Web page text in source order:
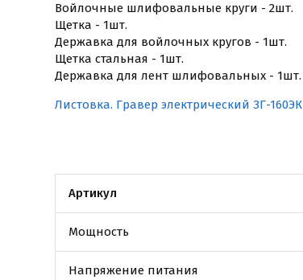
Войлочные шлифовальные круги - 2шт.
Щетка - 1шт.
Державка для войлочных кругов - 1шт.
Щетка стальная - 1шт.
Державка для лент шлифовальных - 1шт.
Листовка. Гравер электрический ЗГ-160ЭК
Артикул
Мощность
Напряжение питания